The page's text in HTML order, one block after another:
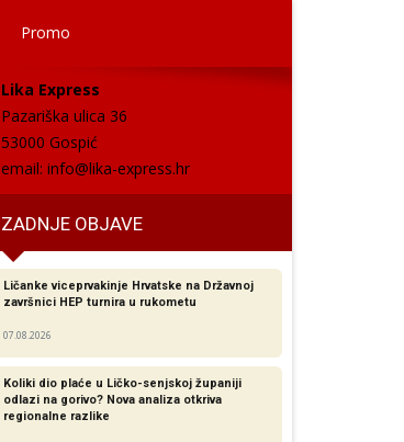
Promo
Lika Express
Pazariška ulica 36
53000 Gospić
email: info@lika-express.hr
ZADNJE OBJAVE
Ličanke viceprvakinje Hrvatske na Državnoj
završnici HEP turnira u rukometu
07.08.2026
Koliki dio plaće u Ličko-senjskoj županiji
odlazi na gorivo? Nova analiza otkriva
regionalne razlike​